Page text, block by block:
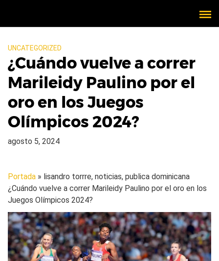
UNCATEGORIZED
¿Cuándo vuelve a correr
Marileidy Paulino por el
oro en los Juegos
Olímpicos 2024?
agosto 5, 2024
Portada » lisandro torrre, noticias, publica dominicana
¿Cuándo vuelve a correr Marileidy Paulino por el oro en los
Juegos Olímpicos 2024?